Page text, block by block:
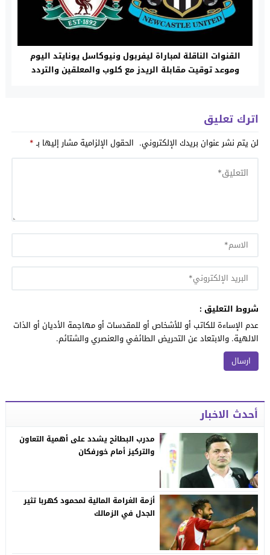
القنوات الناقلة لمباراة ليفربول ونيوكاسل يونايتد اليوم
وموعد توقيت مقابلة الريدز مع كلوب والمعلقين والتردد
اترك تعليق
لن يتم نشر عنوان بريدك الإلكتروني. الحقول الإلزامية مشار إليها بـ*
شروط التعليق :
عدم الإساءة للكاتب أو للأشخاص أو للمقدسات أو مهاجمة الأديان أو الذات
الالهية. والابتعاد عن التحريض الطائفي والعنصري والشتائم.
أحدث الاخبار
مدرب البطائح يشدد على أهمية التعاون
والتركيز أمام خورفكان
أزمة الغرامة المالية لمحمود كهربا تثير
الجدل في الزمالك